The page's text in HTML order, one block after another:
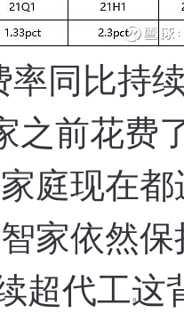
同比持
之前花费
庭，
现在
家依然
超代工。
这